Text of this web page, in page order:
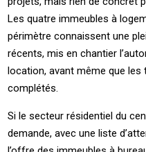
Les quatre immeubles à
périmètre connaissent une
récents, mis en chantier
location, avant même que
complétés.
Si le secteur résidentiel du
demande, avec une liste